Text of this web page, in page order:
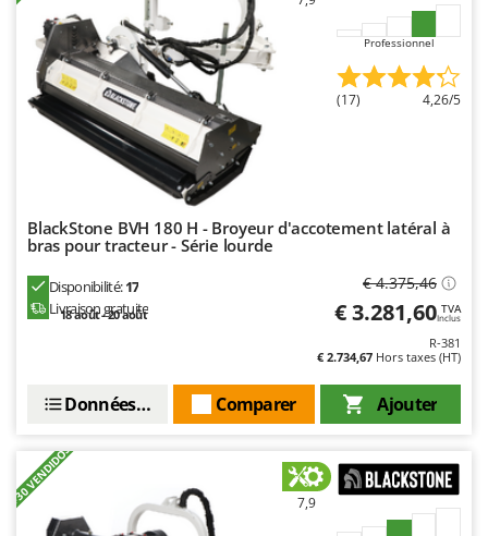
R.G.V.
Rato
Reber
Redback
Resto Italia
Ripartrak
Ritter
River Systems
Robomow
Ryobi
S
S.T.P.
Professionnel
(17) 4,26/5
BlackStone BVH 180 H - Broyeur d'accotement latéral à
bras pour tracteur - Série lourde
Disponibilité:17
Livraison gratuite
18 août - 20 août
€ 4.375,46
€ 3.281,60 TVA
Inclus
R-381
€ 2.734,67 Hors taxes (HT)
Ajouter
Comparer
Données techniques
+30 VENDIDOS 7,9